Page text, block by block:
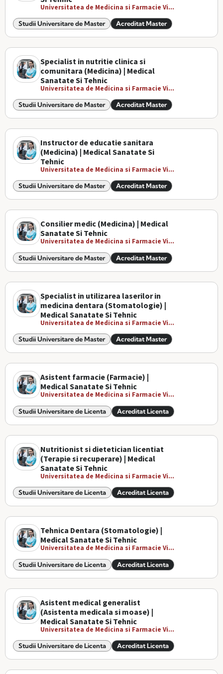
Universitatea de Medicina si Farmacie Vi...
Studii Universitare de Master Acreditat Master
Specialist in nutritie clinica si
comunitara (Medicina) | Medical
Sanatate Si Tehnic
Universitatea de Medicina si Farmacie Vi...
Studii Universitare de Master Acreditat Master
Instructor de educatie sanitara
(Medicina) | Medical Sanatate Si
Tehnic
Universitatea de Medicina si Farmacie Vi...
Studii Universitare de Master Acreditat Master
Consilier medic (Medicina) | Medical
Sanatate Si Tehnic
Universitatea de Medicina si Farmacie Vi...
Studii Universitare de Master Acreditat Master
Specialist in utilizarea laserilor in
medicina dentara (Stomatologie) |
Medical Sanatate Si Tehnic
Universitatea de Medicina si Farmacie Vi...
Studii Universitare de Master Acreditat Master
Asistent farmacie (Farmacie) |
Medical Sanatate Si Tehnic
Universitatea de Medicina si Farmacie Vi...
Studii Universitare de Licenta Acreditat Licenta
Nutritionist si dietetician licentiat
(Terapie si recuperare) | Medical
Sanatate Si Tehnic
Universitatea de Medicina si Farmacie Vi...
Studii Universitare de Licenta Acreditat Licenta
Tehnica Dentara (Stomatologie) |
Medical Sanatate Si Tehnic
Universitatea de Medicina si Farmacie Vi...
Studii Universitare de Licenta Acreditat Licenta
Asistent medical generalist
(Asistenta medicala si moase) |
Medical Sanatate Si Tehnic
Universitatea de Medicina si Farmacie Vi...
Studii Universitare de Licenta Acreditat Licenta